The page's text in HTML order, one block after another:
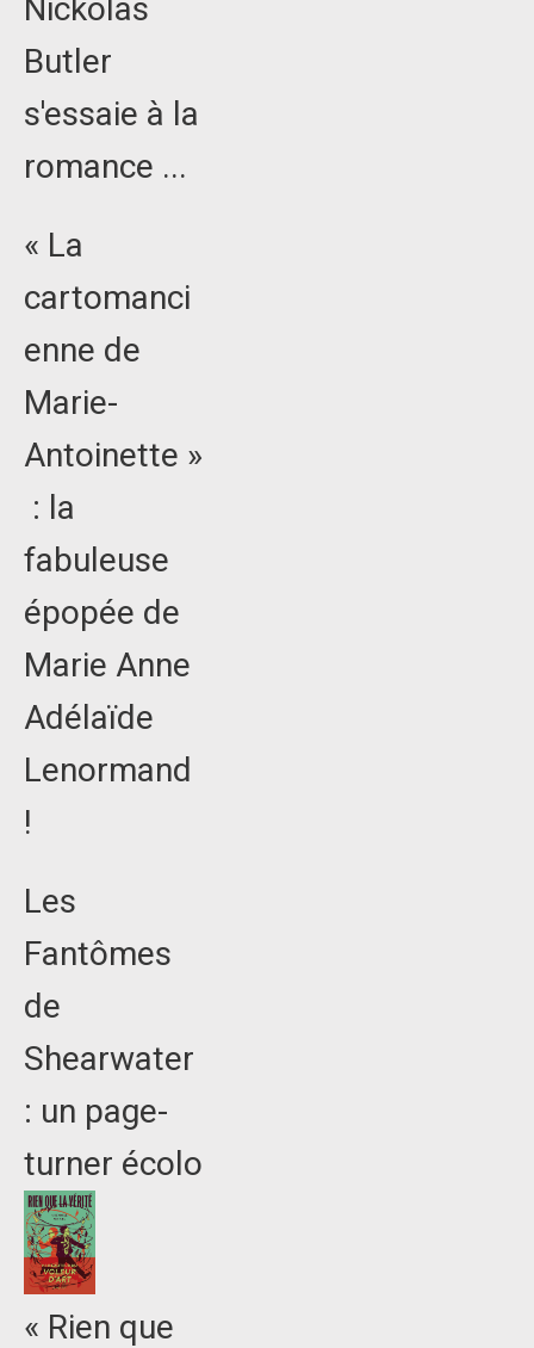
Nickolas
Butler
s'essaie à la
romance ...
« La
cartomanci
enne de
Marie-
Antoinette »
: la
fabuleuse
épopée de
Marie Anne
Adélaïde
Lenormand
!
Les
Fantômes
de
Shearwater
: un page-
turner écolo
« Rien que